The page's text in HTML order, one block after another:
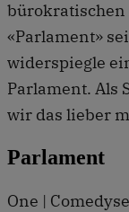
bürokratischen
«Parlament»
widerspiegle
Parlament. Als
wir das lieber
Parlament
One |